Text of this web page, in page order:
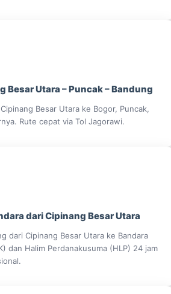
Besar Utara – Puncak – Bandung
Besar Utara ke Bogor, Puncak,
Rute cepat via Tol Jagorawi.
dari Cipinang Besar Utara
dari Cipinang Besar Utara ke Bandara
dan Halim Perdanakusuma (HLP) 24 jam